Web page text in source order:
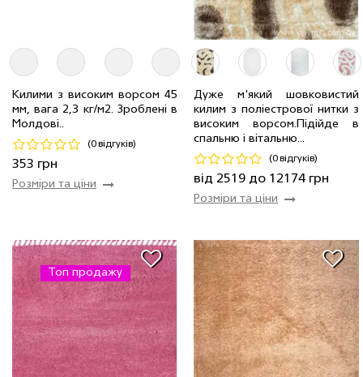
Килими з високим ворсом 45
мм, вага 2,3 кг/м2. Зроблені в
Молдові..
(0 відгуків)
353 грн
Розміри та ціни
0.6 x 1.0 м 7 шт 353 грн
Код 26743
Дуже м'який шовковистий
килим з поліестрової нитки з
високим ворсом.Пiдiйде в
спальню і вітальню...
(0 відгуків)
від 2519 до 12174 грн
Розміри та ціни
0.8 x 1.5 м 4 шт
2519 грн
2.0 x 2.9 м
4 шт 12174 грн
Код 8701
Купити
Топ продажу